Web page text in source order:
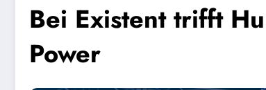
Bei Existent trifft
Power